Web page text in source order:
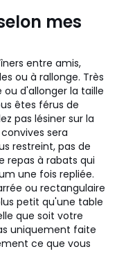
mes
entre amis,
ou à rallonge. Très
d'allonger la taille
êtes férus de
pas lésiner sur la
sera
restreint, pas de
repas à rabats qui
une fois repliée.
ou rectangulaire
petit qu'une table
que soit votre
uniquement faite
ce que vous